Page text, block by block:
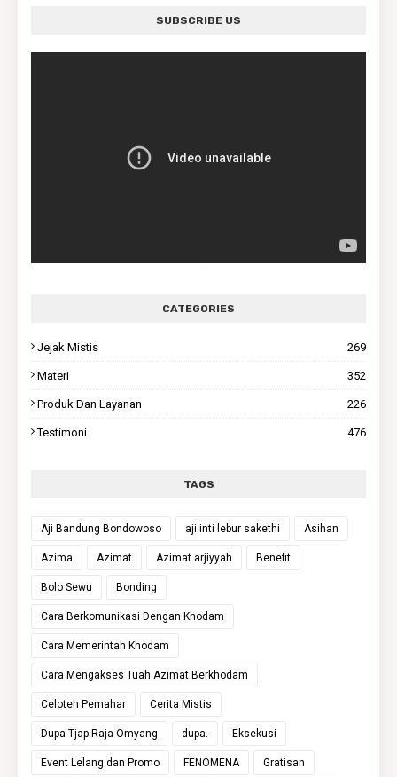
SUBSCRIBE US
CATEGORIES
Jejak Mistis 269
Materi 352
Produk Dan Layanan 226
Testimoni 476
TAGS
Aji Bandung Bondowoso aji inti lebur sakethi Asihan
Azima Azimat Azimat arjiyyah Benefit
Bolo Sewu Bonding
Cara Berkomunikasi Dengan Khodam
Cara Memerintah Khodam
Cara Mengakses Tuah Azimat Berkhodam
Celoteh Pemahar Cerita Mistis
Dupa Tjap Raja Omyang dupa. Eksekusi
Event Lelang dan Promo FENOMENA Gratisan